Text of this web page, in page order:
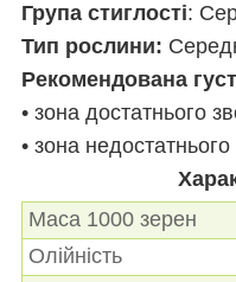
Група стиглості:
Тип рослини:
Рекомендована
• зона достатнього
• зона
Маса 1000 зерен
Олійність